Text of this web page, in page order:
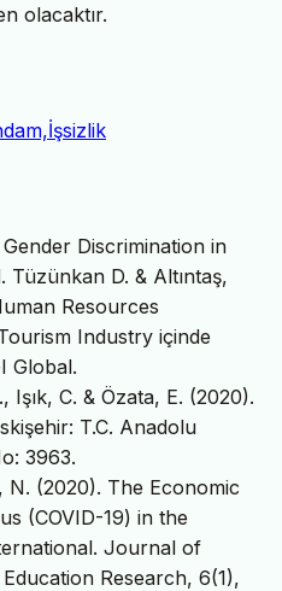
olacaktır.
Discrimination in
Tüzünkan D. & Altıntaş,
Resources
Industry içinde
Global.
Işık, C. & Özata, E. (2020).
T.C. Anadolu
3963.
N. (2020). The Economic
(COVID-19) in the
Journal of
Research, 6(1),